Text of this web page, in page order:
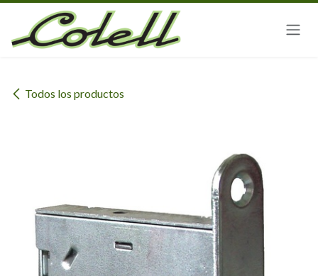
Ir al contenido
Todos los productos